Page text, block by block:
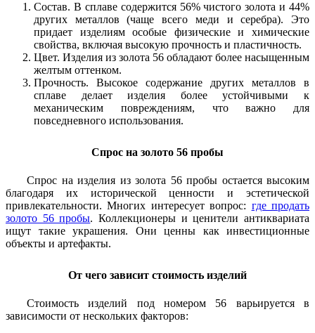
Состав. В сплаве содержится 56% чистого золота и 44%
других металлов (чаще всего меди и серебра). Это
придает изделиям особые физические и химические
свойства, включая высокую прочность и пластичность.
Цвет. Изделия из золота 56 обладают более насыщенным
желтым оттенком.
Прочность. Высокое содержание других металлов в
сплаве делает изделия более устойчивыми к
механическим повреждениям, что важно для
повседневного использования.
Спрос на золото 56 пробы
Спрос на изделия из золота 56 пробы остается высоким
благодаря их исторической ценности и эстетической
привлекательности. Многих интересует вопрос: где продать
золото 56 пробы. Коллекционеры и ценители антиквариата
ищут такие украшения. Они ценны как инвестиционные
объекты и артефакты.
От чего зависит стоимость изделий
Стоимость изделий под номером 56 варьируется в
зависимости от нескольких факторов: